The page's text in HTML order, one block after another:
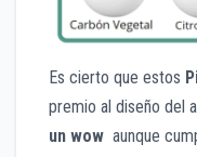
Es cierto que estos
premio al diseño del
un wow aunque